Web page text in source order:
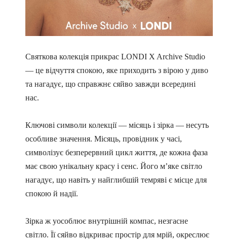
Святкова колекція прикрас LONDI X Archive Studio
— це відчуття спокою, яке приходить з вірою у диво
та нагадує, що справжнє сяйво завжди всередині
нас.
Ключові символи колекції — місяць і зірка — несуть
особливе значення. Місяць, провідник у часі,
символізує безперервний цикл життя, де кожна фаза
має свою унікальну красу і сенс. Його м’яке світло
нагадує, що навіть у найглибшій темряві є місце для
спокою й надії.
Зірка ж уособлює внутрішній компас, незгасне
світло. Її сяйво відкриває простір для мрій, окреслює